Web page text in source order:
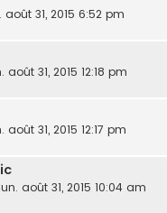
août 31, 2015 6:52 pm
août 31, 2015 12:18 pm
août 31, 2015 12:17 pm
août 31, 2015 10:04 am